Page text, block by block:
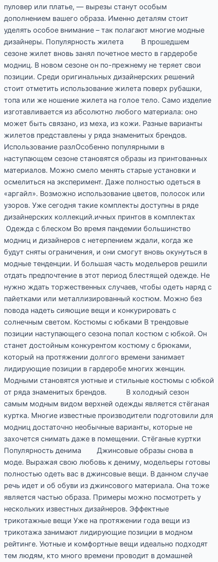
пуловер или платье, — вырезы станут особым
дополнением вашего образа. Именно деталям стоит
уделять особое внимание – так полагают многие модные
дизайнеры. Популярность жилета В прошедшем
сезоне жилет вновь занял почетное место в гардеробе
модниц. В новом сезоне он по-прежнему не теряет свои
позиции. Среди оригинальных дизайнерских решений
стоит отметить использование жилета поверх рубашки,
топа или же ношение жилета на голое тело. Само изделие
изготавливается из абсолютно любого материала: оно
может быть связано, из меха, из кожи. Разные варианты
жилетов представлены у ряда знаменитых брендов.
Использование разлОсобенно популярными в
наступающем сезоне становятся образы из принтованных
материалов. Можно смело менять старые установки и
осмелиться на эксперимент. Даже полностью одеться в
«аргайл». Возможно использование цветов, полосок или
узоров. Уже сегодня такие комплекты доступны в ряде
дизайнерских коллекций.ичных принтов в комплектах
Одежда с блеском Во время пандемии большинство
модниц и дизайнеров с нетерпением ждали, когда же
будут сняты ограничения, и они смогут вновь окунуться в
модные тенденции. И большая часть модельеров решили
отдать предпочтение в этот период блестящей одежде. Не
нужно ждать торжественных случаев, чтобы одеть наряд с
пайетками или металлизированный костюм. Можно без
повода надеть сияющие вещи и конкурировать с
солнечным светом. Костюмы с юбками В трендовые
позиции наступающего сезона попал костюм с юбкой. Он
станет достойным конкурентом костюму с брюками,
который на протяжении долгого времени занимает
лидирующие позиции в гардеробе многих женщин.
Модными становятся уютные и стильные костюмы с юбкой
от ряда знаменитых брендов. В холодный сезон
самым модным видом верхней одежды является стёганая
куртка. Многие известные производители подготовили для
модниц достаточно необычные варианты, которые не
захочется снимать даже в помещении. Стёганые куртки
Популярность денима Джинсовые образы снова в
моде. Выражая свою любовь к дениму, модельеры готовы
полностью одеть вас в джинсовые вещи. В данном случае
речь идет и об обуви из джинсового материала. Она тоже
является частью образа. Примеры можно посмотреть у
нескольких известных дизайнеров. Эффектные
трикотажные вещи Уже на протяжении года вещи из
трикотажа занимают лидирующие позиции в модном
рейтинге. Уютные и комфортные вещи идеально подходят
тем людям, кто много времени проводит в домашней